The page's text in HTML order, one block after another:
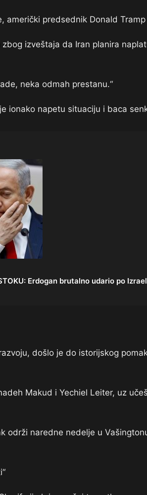
američki predsednik Donald
izveštaja da Iran planira
neka odmah prestanu.“
ionako napetu situaciju i baca
Erdogan brutalno udario po
došlo je do istorijskog
Makud i Yechiel Leiter, uz
održi naredne nedelje u